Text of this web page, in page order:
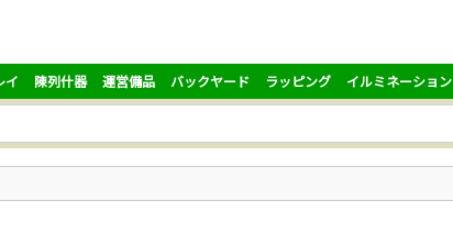
イ 陳列什器 運営備品 バックヤード ラッピング イルミネーション